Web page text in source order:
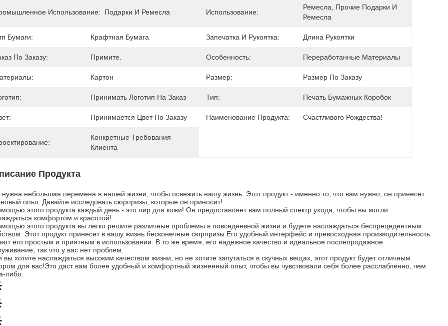
Использование: Подарки И Ремесла Использование:
Ремесла, Прочие Подарки И
Ремесла
Бумаги: Крафтная Бумага Запечатка И Рукоятка: Длина Рукоятки
По Заказу: Примите. Особенность: Переработанные Материалы
Картон Размер: Размер По Заказу
Принимать Логотип На Заказ Тип: Печать Бумажных Коробок
Принимается Цвет По Заказу Наименование Продукта: Счастливого Рождества!
Конкретные Требования
Клиента
Продукта
небольшая перемена в нашей жизни, чтобы освежить нашу жизнь. Этот продукт - именно то, что вам нужно, он принесет
опыт. Давайте исследовать сюрпризы, которые он приносит!
этого продукта каждый день - это пир для кожи! Он предоставляет вам полный спектр ухода, чтобы вы могли
комфортом и красотой!
этого продукта вы легко решите различные проблемы в повседневной жизни и будете наслаждаться беспрецедентным
Этот продукт принесет в вашу жизнь бесконечные сюрпризы.Его удобный интерфейс и превосходная производительность
его простым и приятным в использовании. В то же время, его надежное качество и идеальное послепродажное
так что у вас нет проблем.
вы хотите наслаждаться высоким качеством жизни, но не хотите запутаться в скучных вещах, этот продукт будет отличным
для вас!Это даст вам более удобный и комфортный жизненный опыт, чтобы вы чувствовали себя более расслабленно, чем
либо.